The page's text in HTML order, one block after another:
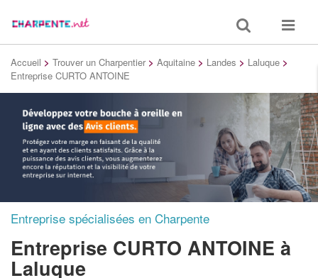
Toggle
search
Toggle
Accueil > Trouver un Charpentier > Aquitaine > Landes > Laluque >
Entreprise CURTO ANTOINE
Entreprise spécialisées en Charpente
Entreprise CURTO ANTOINE à
Laluque